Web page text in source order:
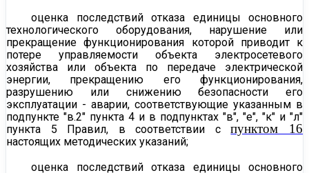
оценка последствий отказа единицы основного
технологического оборудования, нарушение или
прекращение функционирования которой приводит к
потере управляемости объекта электросетевого
хозяйства или объекта по передаче электрической
энергии, прекращению его функционирования,
разрушению или снижению безопасности его
эксплуатации - аварии, соответствующие указанным в
подпункте "в.2" пункта 4 и в подпунктах "в", "е", "к" и "л"
пункта 5 Правил, в соответствии спунктом 16
настоящих методических указаний;
оценка последствий отказа единицы основного